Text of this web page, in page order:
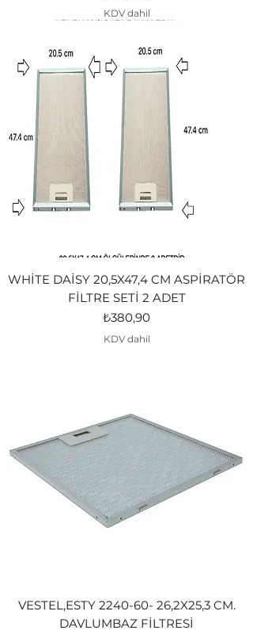
KDV dahil
WHİTE DAİSY 20,5X47,4 CM ASPİRATÖR
FİLTRE SETİ 2 ADET
Fiyat
₺380,90
KDV dahil
VESTEL,ESTY 2240-60- 26,2X25,3 CM.
DAVLUMBAZ FİLTRESİ